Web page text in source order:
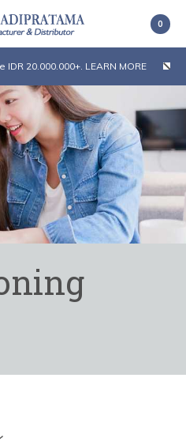
0
20.000.000+. LEARN MORE